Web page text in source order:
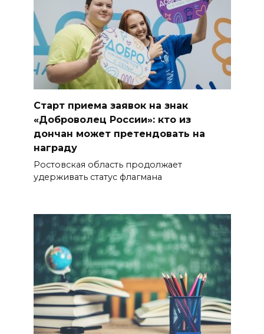
Старт приема заявок на знак
«Доброволец России»: кто из
дончан может претендовать на
награду
Ростовская область продолжает
удерживать статус флагмана